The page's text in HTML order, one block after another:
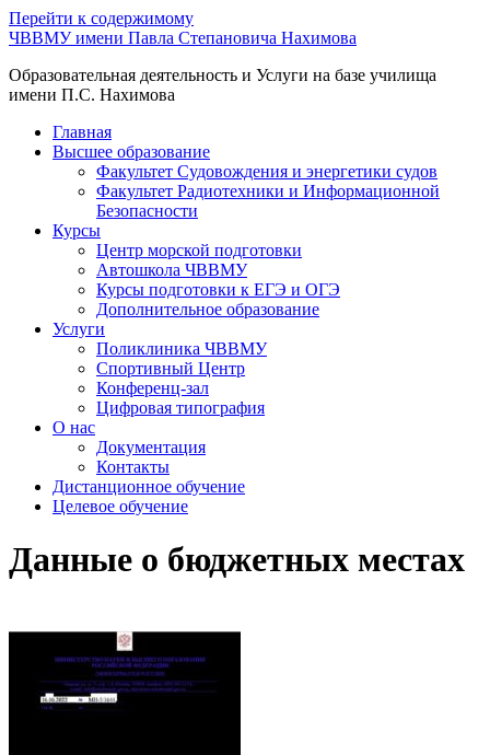
Перейти к содержимому
ЧВВМУ имени Павла Степановича Нахимова
Образовательная деятельность и Услуги на базе училища
имени П.С. Нахимова
Главная
Высшее образование
Факультет Судовождения и энергетики судов
Факультет Радиотехники и Информационной
Безопасности
Курсы
Центр морской подготовки
Автошкола ЧВВМУ
Курсы подготовки к ЕГЭ и ОГЭ
Дополнительное образование
Услуги
Поликлиника ЧВВМУ
Спортивный Центр
Конференц-зал
Цифровая типография
О нас
Документация
Контакты
Дистанционное обучение
Целевое обучение
Данные о бюджетных местах